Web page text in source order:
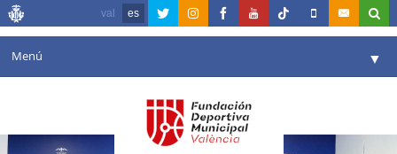
val es
Menú ▼
Agenda